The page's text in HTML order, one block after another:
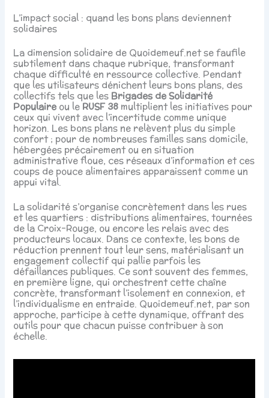
L’impact social : quand les bons plans deviennent
solidaires
La dimension solidaire de Quoidemeuf.net se faufile
subtilement dans chaque rubrique, transformant
chaque difficulté en ressource collective. Pendant
que les utilisateurs dénichent leurs bons plans, des
collectifs tels que les Brigades de Solidarité
Populaireou le RUSF 38 multiplient les initiatives pour
ceux qui vivent avec l’incertitude comme unique
horizon. Les bons plans ne relèvent plus du simple
confort ; pour de nombreuses familles sans domicile,
hébergées précairement ou en situation
administrative floue, ces réseaux d’information et ces
coups de pouce alimentaires apparaissent comme un
appui vital.
La solidarité s’organise concrètement dans les rues
et les quartiers : distributions alimentaires, tournées
de la Croix-Rouge, ou encore les relais avec des
producteurs locaux. Dans ce contexte, les bons de
réduction prennent tout leur sens, matérialisant un
engagement collectif qui pallie parfois les
défaillances publiques. Ce sont souvent des femmes,
en première ligne, qui orchestrent cette chaîne
concrète, transformant l’isolement en connexion, et
l’individualisme en entraide. Quoidemeuf.net, par son
approche, participe à cette dynamique, offrant des
outils pour que chacun puisse contribuer à son
échelle.